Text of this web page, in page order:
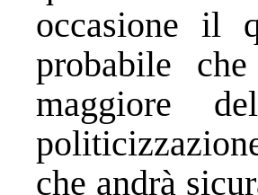
occasione il
probabile
maggiore
che andrà